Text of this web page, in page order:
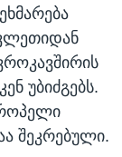
უბიძგებს.
შეკრებული.